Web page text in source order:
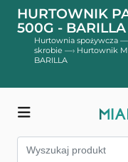
HURTOWNIK
500G - BARILLA
Hurtownia spożywcza
skrobie —› Hurtownik
BARILLA